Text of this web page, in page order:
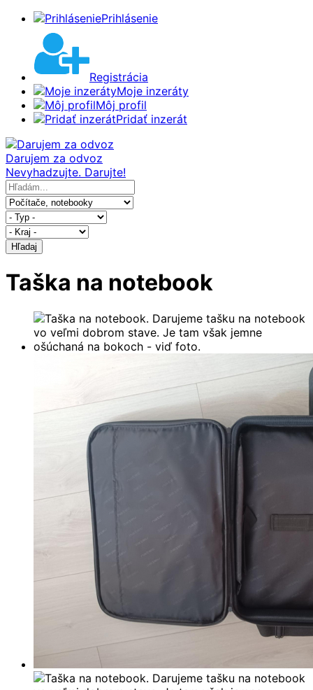
Prihlásenie
Registrácia
Moje inzeráty
Môj profil
Pridať inzerát
Darujem za odvoz
Nevyhadzujte. Darujte!
Hľadaj
Taška na notebook